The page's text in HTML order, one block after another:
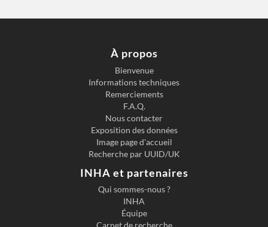
À propos
Bienvenue
Informations techniques
Remerciements
F.A.Q.
Nous contacter
Exposition des données
Image page d'accueil
Recherche par UUID/UK
INHA et partenaires
Qui sommes-nous ?
INHA
Équipe